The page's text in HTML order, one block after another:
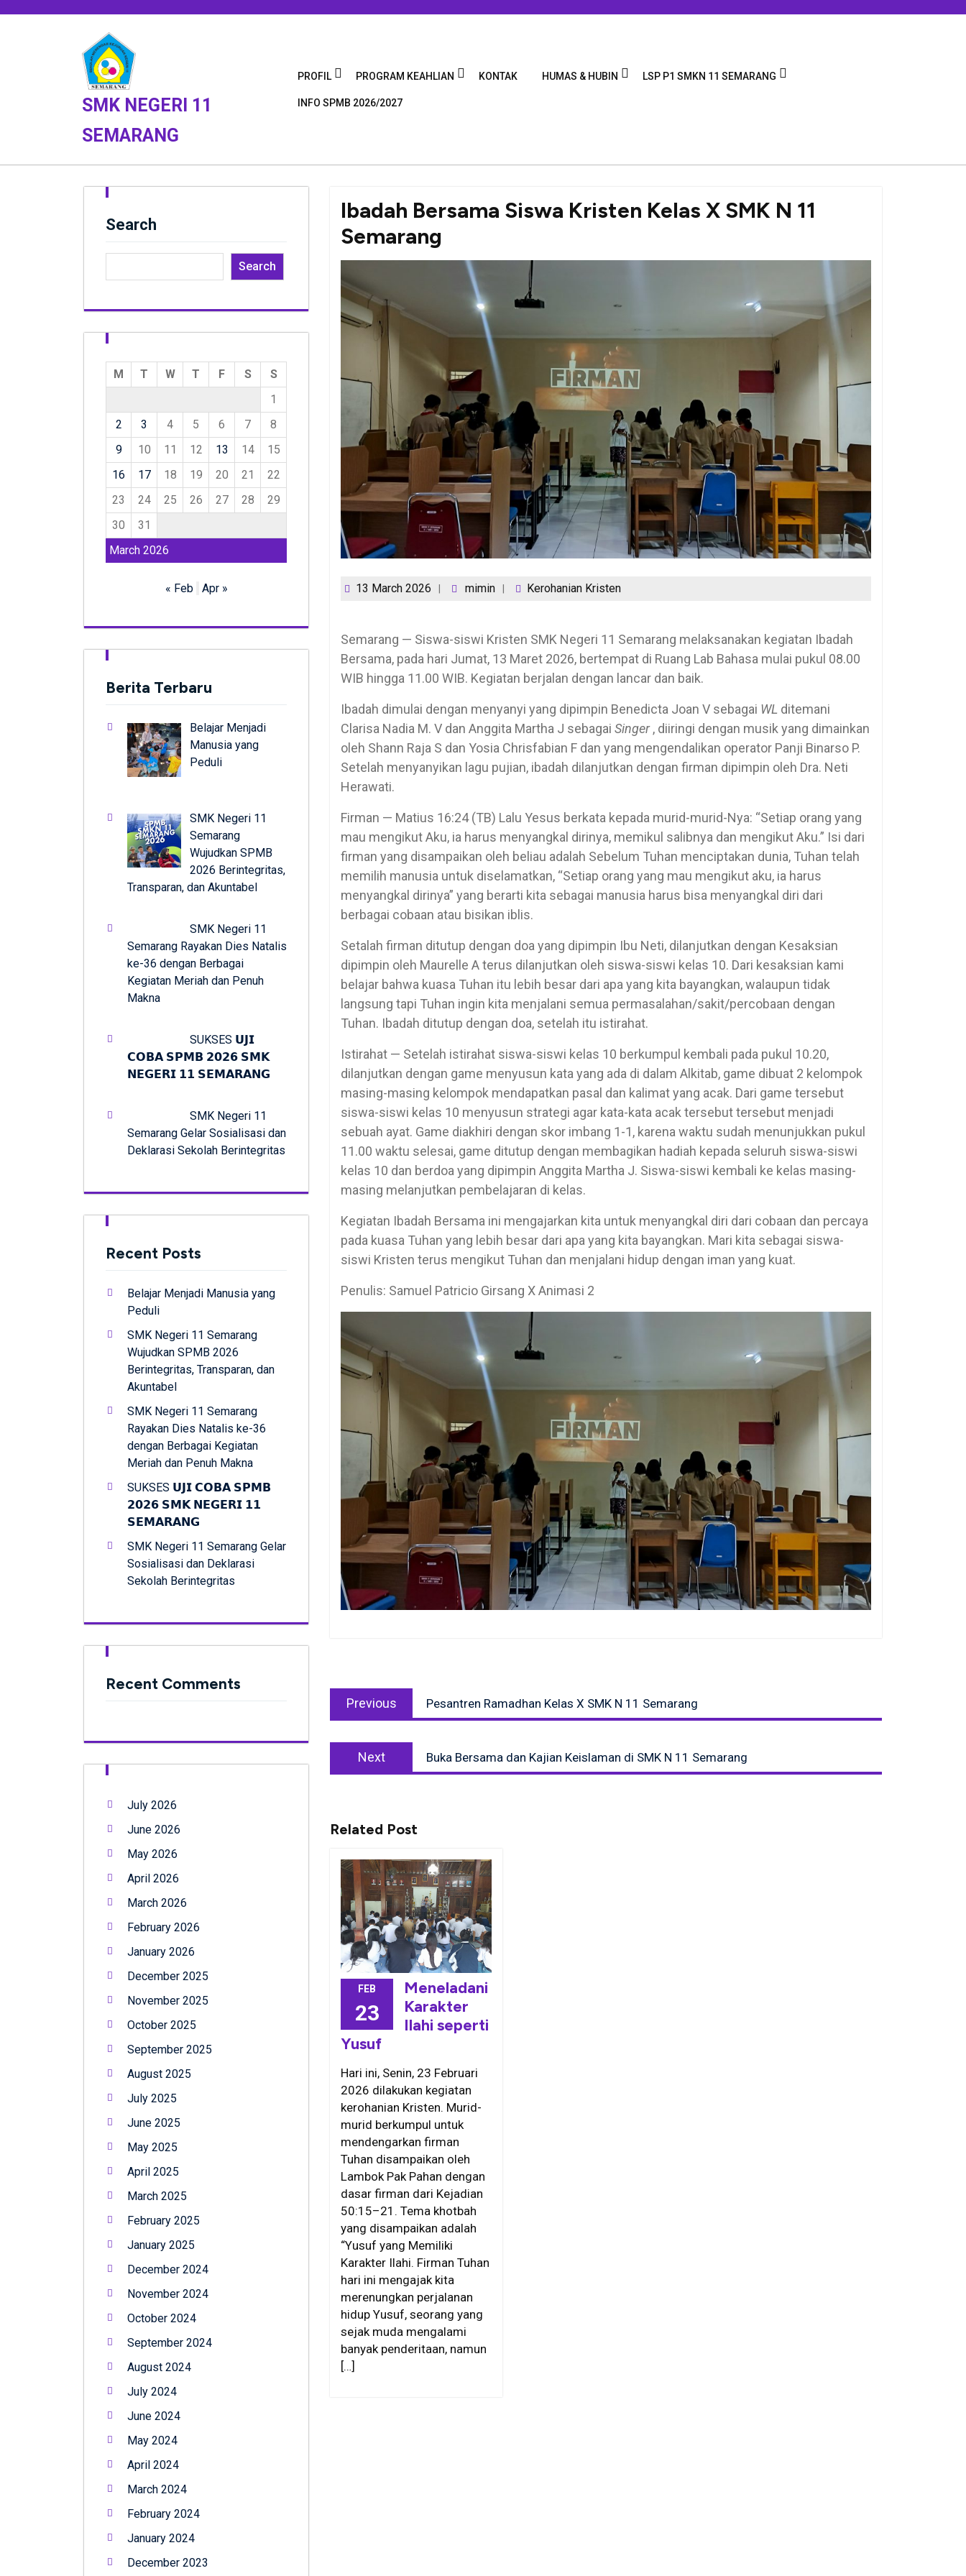
SMK NEGERI 11
SEMARANG
PROFIL PROGRAM KEAHLIAN KONTAK HUMAS & HUBIN LSP P1 SMKN 11 SEMARANG
INFO SPMB 2026/2027
Ibadah Bersama Siswa Kristen Kelas X SMK N 11
Semarang
13 March 2026 mimin Kerohanian Kristen
Semarang — Siswa-siswi Kristen SMK Negeri 11 Semarang melaksanakan kegiatan Ibadah
Bersama, pada hari Jumat, 13 Maret 2026, bertempat di Ruang Lab Bahasa mulai pukul 08.00
WIB hingga 11.00 WIB. Kegiatan berjalan dengan lancar dan baik.
Ibadah dimulai dengan menyanyi yang dipimpin Benedicta Joan V sebagai WL ditemani
Clarisa Nadia M. V dan Anggita Martha J sebagai Singer, diiringi dengan musik yang dimainkan
oleh Shann Raja S dan Yosia Chrisfabian F dan yang mengendalikan operator Panji Binarso P.
Setelah menyanyikan lagu pujian, ibadah dilanjutkan dengan firman dipimpin oleh Dra. Neti
Herawati.
Firman — Matius 16:24 (TB) Lalu Yesus berkata kepada murid-murid-Nya: “Setiap orang yang
mau mengikut Aku, ia harus menyangkal dirinya, memikul salibnya dan mengikut Aku.” Isi dari
firman yang disampaikan oleh beliau adalah Sebelum Tuhan menciptakan dunia, Tuhan telah
memilih manusia untuk diselamatkan, “Setiap orang yang mau mengikut aku, ia harus
menyangkal dirinya” yang berarti kita sebagai manusia harus bisa menyangkal diri dari
berbagai cobaan atau bisikan iblis.
Setalah firman ditutup dengan doa yang dipimpin Ibu Neti, dilanjutkan dengan Kesaksian
dipimpin oleh Maurelle A terus dilanjutkan oleh siswa-siswi kelas 10. Dari kesaksian kami
belajar bahwa kuasa Tuhan itu lebih besar dari apa yang kita bayangkan, walaupun tidak
langsung tapi Tuhan ingin kita menjalani semua permasalahan/sakit/percobaan dengan
Tuhan. Ibadah ditutup dengan doa, setelah itu istirahat.
Istirahat — Setelah istirahat siswa-siswi kelas 10 berkumpul kembali pada pukul 10.20,
dilanjutkan dengan game menyusun kata yang ada di dalam Alkitab, game dibuat 2 kelompok
masing-masing kelompok mendapatkan pasal dan kalimat yang acak. Dari game tersebut
siswa-siswi kelas 10 menyusun strategi agar kata-kata acak tersebut tersebut menjadi
sebuah ayat. Game diakhiri dengan skor imbang 1-1, karena waktu sudah menunjukkan pukul
11.00 waktu selesai, game ditutup dengan membagikan hadiah kepada seluruh siswa-siswi
kelas 10 dan berdoa yang dipimpin Anggita Martha J. Siswa-siswi kembali ke kelas masing-
masing melanjutkan pembelajaran di kelas.
Kegiatan Ibadah Bersama ini mengajarkan kita untuk menyangkal diri dari cobaan dan percaya
pada kuasa Tuhan yang lebih besar dari apa yang kita bayangkan. Mari kita sebagai siswa-
siswi Kristen terus mengikut Tuhan dan menjalani hidup dengan iman yang kuat.
Penulis: Samuel Patricio Girsang X Animasi 2
navigation
Previous
post:
Pesantren Ramadhan Kelas X SMK N 11 Semarang
Next
post:
Buka Bersama dan Kajian Keislaman di SMK N 11 Semarang
Related Post
FEB
23
Meneladani
Karakter
Ilahi seperti
Yusuf
Hari ini, Senin, 23 Februari
2026 dilakukan kegiatan
kerohanian Kristen. Murid-
murid berkumpul untuk
mendengarkan firman
Tuhan disampaikan oleh
Lambok Pak Pahan dengan
dasar firman dari Kejadian
50:15–21. Tema khotbah
yang disampaikan adalah
“Yusuf yang Memiliki
Karakter Ilahi. Firman Tuhan
hari ini mengajak kita
merenungkan perjalanan
hidup Yusuf, seorang yang
sejak muda mengalami
banyak penderitaan, namun
[…]
Search
Search
March 2026
M T W T F S
S
1
2
3 4 5 6 7
8
9
10 11 12 13 14
15
16
17 18 19 20 21
22
23
24 25 26 27 28
29
30
31
« Feb Apr »
Berita Terbaru
Belajar Menjadi
Manusia yang
Peduli
SMK Negeri 11
Semarang
Wujudkan SPMB
2026 Berintegritas,
Transparan, dan Akuntabel
SMK Negeri 11
Semarang Rayakan Dies Natalis
ke-36 dengan Berbagai
Kegiatan Meriah dan Penuh
Makna
SUKSES 𝗨𝗝𝗜
𝗖𝗢𝗕𝗔 𝗦𝗣𝗠𝗕 𝟮𝟬𝟮𝟲 𝗦𝗠𝗞
𝗡𝗘𝗚𝗘𝗥𝗜 𝟭𝟭 𝗦𝗘𝗠𝗔𝗥𝗔𝗡𝗚
SMK Negeri 11
Semarang Gelar Sosialisasi dan
Deklarasi Sekolah Berintegritas
Recent Posts
Belajar Menjadi Manusia yang
Peduli
SMK Negeri 11 Semarang
Wujudkan SPMB 2026
Berintegritas, Transparan, dan
Akuntabel
SMK Negeri 11 Semarang
Rayakan Dies Natalis ke-36
dengan Berbagai Kegiatan
Meriah dan Penuh Makna
SUKSES 𝗨𝗝𝗜 𝗖𝗢𝗕𝗔 𝗦𝗣𝗠𝗕
𝟮𝟬𝟮𝟲 𝗦𝗠𝗞 𝗡𝗘𝗚𝗘𝗥𝗜 𝟭𝟭
𝗦𝗘𝗠𝗔𝗥𝗔𝗡𝗚
SMK Negeri 11 Semarang Gelar
Sosialisasi dan Deklarasi
Sekolah Berintegritas
Recent Comments
July 2026
June 2026
May 2026
April 2026
March 2026
February 2026
January 2026
December 2025
November 2025
October 2025
September 2025
August 2025
July 2025
June 2025
May 2025
April 2025
March 2025
February 2025
January 2025
December 2024
November 2024
October 2024
September 2024
August 2024
July 2024
June 2024
May 2024
April 2024
March 2024
February 2024
January 2024
December 2023